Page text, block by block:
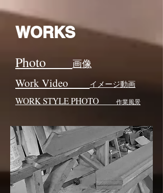
WORKS
Photo 画像
Work Video イメージ動画
WORK STYLE PHOTO 作業風景